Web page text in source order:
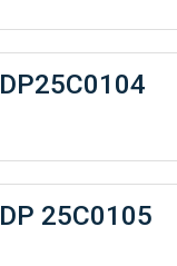
25C0105